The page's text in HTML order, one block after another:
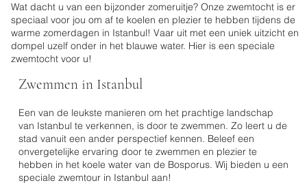
Wat dacht u van een bijzonder zomeruitje? Onze zwemtocht is er
speciaal voor jou om af te koelen en plezier te hebben tijdens de
warme zomerdagen in Istanbul! Vaar uit met een uniek uitzicht en
dompel uzelf onder in het blauwe water. Hier is een speciale
zwemtocht voor u!
Jachtverhuur
Weergave
Detail
Speciaal concept
Muziek
Professionele fotoshoot
Zwemmen in Istanbul
Een van de leukste manieren om het prachtige landschap
van Istanbul te verkennen, is door te zwemmen. Zo leert u de
stad vanuit een ander perspectief kennen. Beleef een
onvergetelijke ervaring door te zwemmen en plezier te
hebben in het koele water van de Bosporus. Wij bieden u een
speciale zwemtour in Istanbul aan!